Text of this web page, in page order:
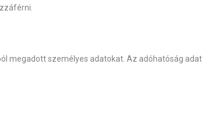
megadott személyes adatokat. Az adóhatóság